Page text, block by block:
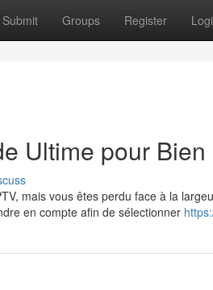
Submit Groups Register
Ultime pour
mais vous êtes perdu face à la
en compte afin de sélectionner